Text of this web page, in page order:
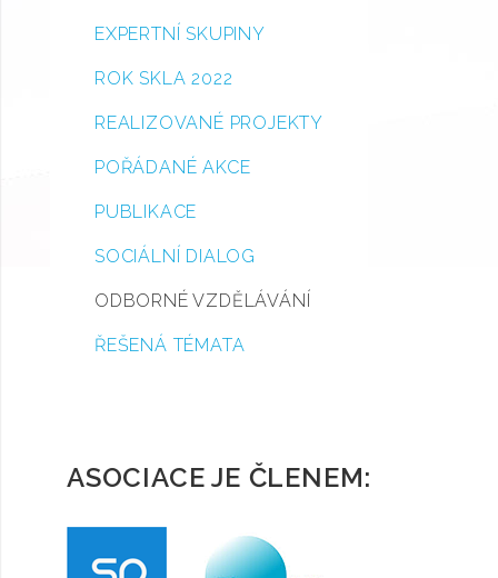
EXPERTNÍ SKUPINY
ROK SKLA 2022
REALIZOVANÉ PROJEKTY
POŘÁDANÉ AKCE
PUBLIKACE
SOCIÁLNÍ DIALOG
ODBORNÉ VZDĚLÁVÁNÍ
ŘEŠENÁ TÉMATA
ASOCIACE JE ČLENEM: